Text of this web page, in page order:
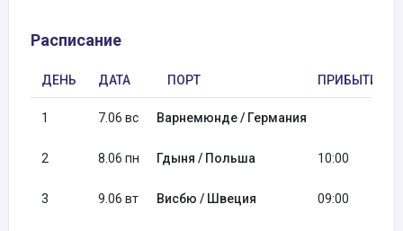
Расписание
ДЕНЬ ДАТА ПОРТ ПРИБЫТИЕ
1 7.06 вс Варнемюнде / Германия
2 8.06 пн Гдыня / Польша 10:00
3 9.06 вт Висбю / Швеция 09:00